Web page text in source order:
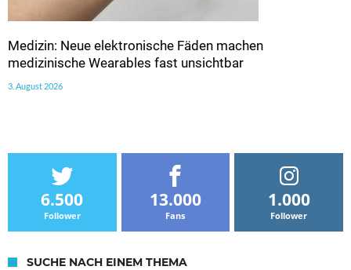
Medizin: Neue elektronische Fäden machen
medizinische Wearables fast unsichtbar
3. August 2026
6.500
Follower
13.000
Fans
1.000
Follower
SUCHE NACH EINEM THEMA